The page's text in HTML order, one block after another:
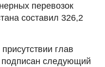
перевозок
составил 326,2
глав
подписан следующий